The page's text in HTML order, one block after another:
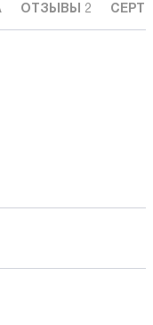
ОТЗЫВЫ 2